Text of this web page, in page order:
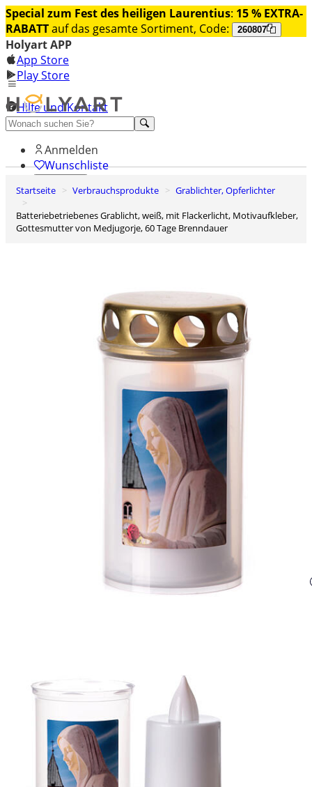
Special zum Fest des heiligen Laurentius: 15 % EXTRA-
RABATTauf das gesamte Sortiment, Code: 260807
Holyart APP
App Store
Play Store
Hilfe und Kontakt
Entdecken Sie Premium
Anmelden
Wunschliste
0
Startseite Verbrauchsprodukte
Grablichter, Opferlichter
batteriebetriebenes Grablicht, weiß, mit Flackerlicht, Motivaufkleber,
Gottesmutter von Medjugorje, 60 Tage Brenndauer